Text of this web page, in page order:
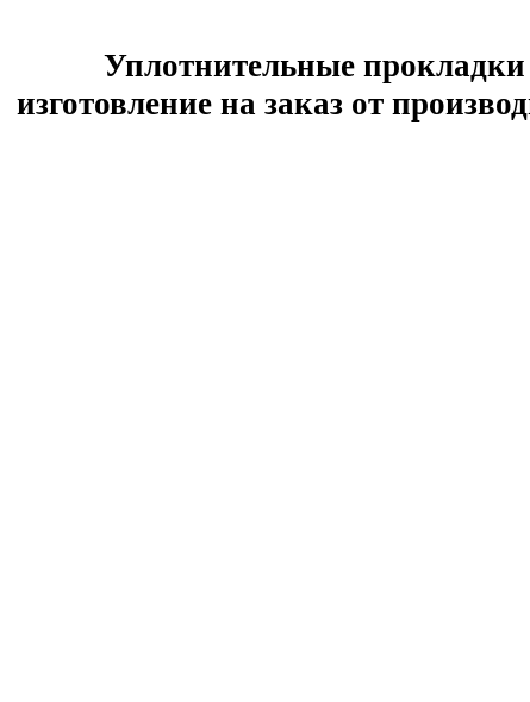
Уплотнительные прокладки
изготовление на заказ от